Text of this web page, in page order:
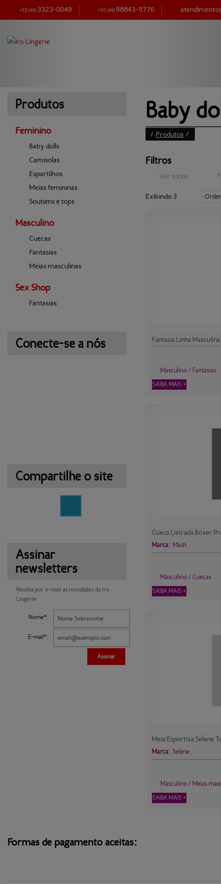
+55(49)3323-0049 +55(49)98843-9776
Produtos
Feminino
Baby dolls
Camisolas
Espartilhos
Meias femininas
Soutiens e tops
Masculino
Cuecas
Fantasias
Meias masculinas
Sex Shop
Fantasias
Conecte-se a nós
Compartilhe o site
Assinar
newsletters
Receba por e-mail as novidades da Iro
Lingerie:
Nome*:
E-mail*:
Assinar
Baby
/ Produtos /
Filtros
Ver todos
Exibindo 3
Fantasia Linha
Masculino / Fantasias
SAIBA MAIS +
Cueca Listrada Boxer
Marca: Mash
Masculino / Cuecas
SAIBA MAIS +
Meia Esportiva Selene
Marca: Selene
Masculino / Meias
SAIBA MAIS +
Formas de pagamento aceitas: